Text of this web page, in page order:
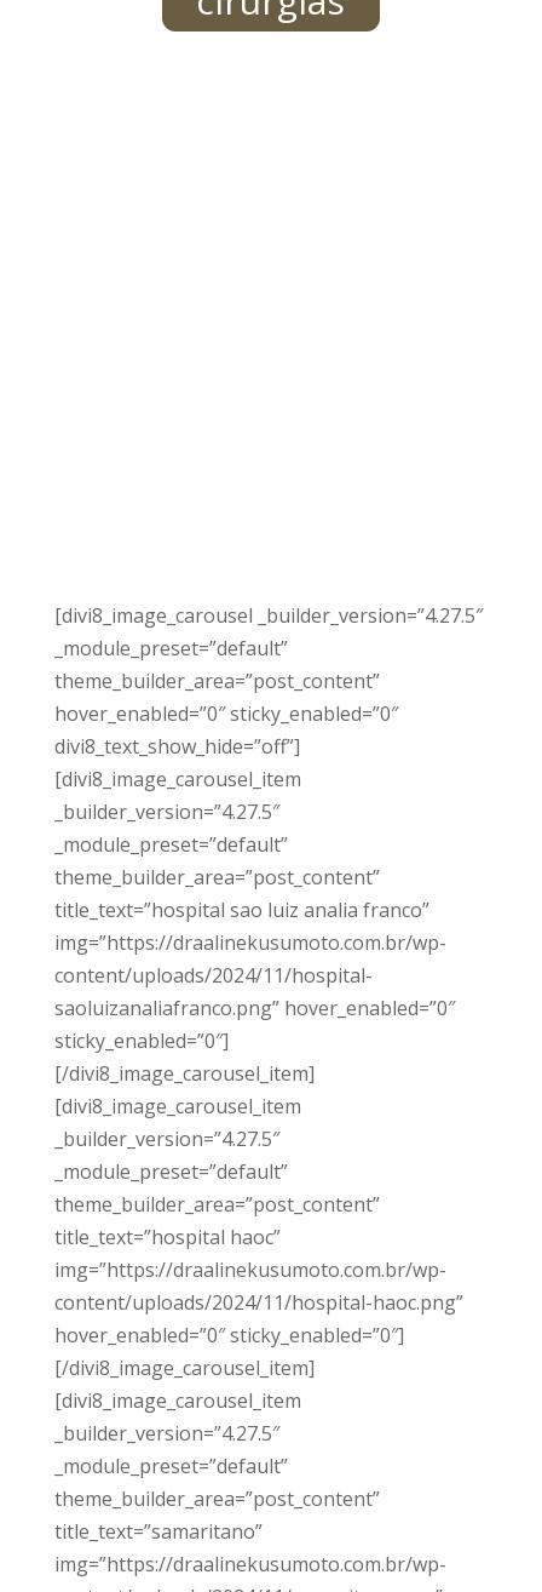
[divi8_image_carousel _builder_version=”4.27.5″
_module_preset=”default”
theme_builder_area=”post_content”
hover_enabled=”0″ sticky_enabled=”0″
divi8_text_show_hide=”off”]
[divi8_image_carousel_item
_builder_version=”4.27.5″
_module_preset=”default”
theme_builder_area=”post_content”
title_text=”hospital sao luiz analia franco”
img=”https://draalinekusumoto.com.br/wp-
content/uploads/2024/11/hospital-
saoluizanaliafranco.png” hover_enabled=”0″
sticky_enabled=”0″]
[/divi8_image_carousel_item]
[divi8_image_carousel_item
_builder_version=”4.27.5″
_module_preset=”default”
theme_builder_area=”post_content”
title_text=”hospital haoc”
img=”https://draalinekusumoto.com.br/wp-
content/uploads/2024/11/hospital-haoc.png”
hover_enabled=”0″ sticky_enabled=”0″]
[/divi8_image_carousel_item]
[divi8_image_carousel_item
_builder_version=”4.27.5″
_module_preset=”default”
theme_builder_area=”post_content”
title_text=”samaritano”
img=”https://draalinekusumoto.com.br/wp-